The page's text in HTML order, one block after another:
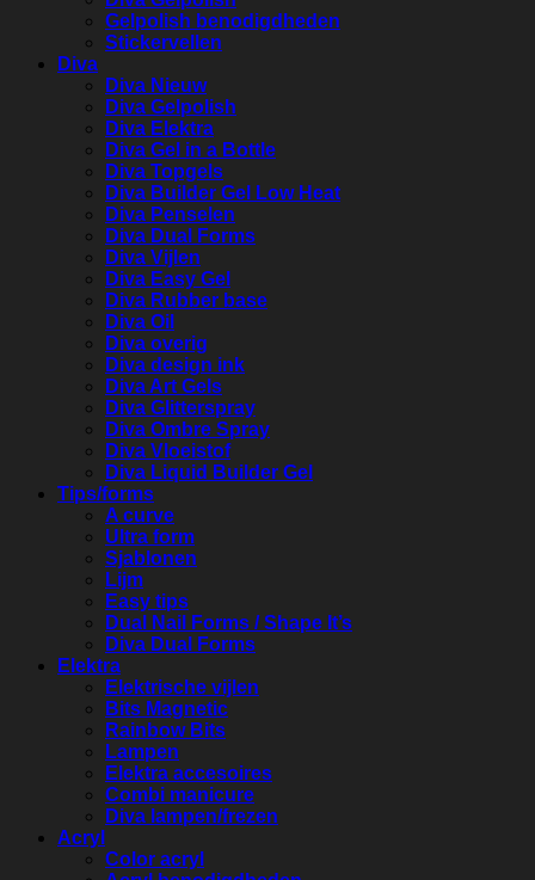
Gelpolish benodigdheden
Stickervellen
Diva
Diva Nieuw
Diva Gelpolish
Diva Elektra
Diva Gel in a Bottle
Diva Topgels
Diva Builder Gel Low Heat
Diva Penselen
Diva Dual Forms
Diva Vijlen
Diva Easy Gel
Diva Rubber base
Diva Oil
Diva overig
Diva design ink
Diva Art Gels
Diva Glitterspray
Diva Ombre Spray
Diva Vloeistof
Diva Liquid Builder Gel
Tips/forms
A curve
Ultra form
Sjablonen
Lijm
Easy tips
Dual Nail Forms / Shape It’s
Diva Dual Forms
Elektra
Elektrische vijlen
Bits Magnetic
Rainbow Bits
Lampen
Elektra accesoires
Combi manicure
Diva lampen/frezen
Acryl
Color acryl